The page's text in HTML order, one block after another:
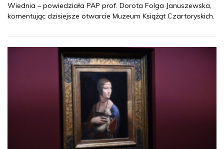
Wiednia – powiedziała PAP prof. Dorota Folga Januszewska,
komentując dzisiejsze otwarcie Muzeum Książąt Czartoryskich.